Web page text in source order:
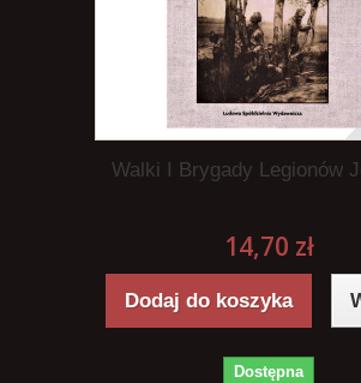
Walki I Brygady Legionów
14,70 zł
Dodaj do koszyka
Dostępna